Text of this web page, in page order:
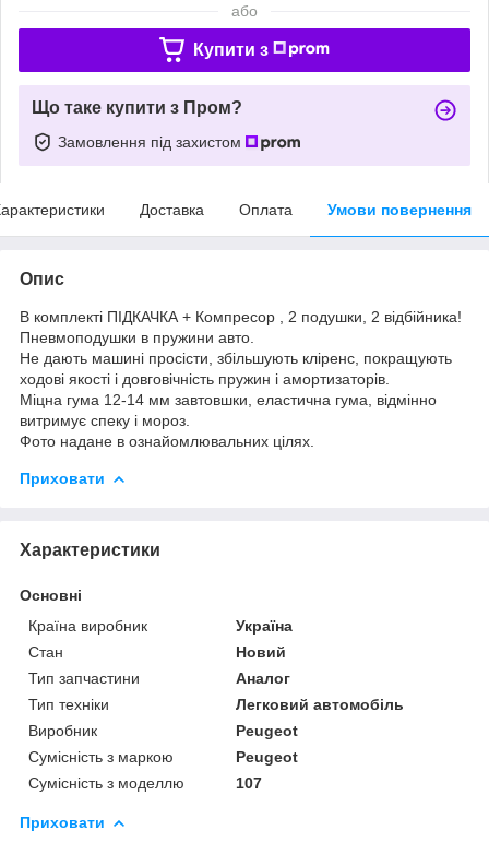
або
Купити з
Що таке купити з Пром?
Замовлення під захистом
Доставка Оплата Умови повернення
Опис
В комплекті ПІДКАЧКА + Компресор , 2 подушки, 2 відбійника!
Пневмоподушки в пружини авто.
Не дають машині просісти, збільшують кліренс, покращують
ходові якості і довговічність пружин і амортизаторів.
Міцна гума 12-14 мм завтовшки, еластична гума, відмінно
витримує спеку і мороз.
Фото надане в ознайомлювальних цілях.
Приховати
Характеристики
Основні
Країна виробник
Україна
Стан
Новий
Тип запчастини
Аналог
Тип техніки
Легковий автомобіль
Виробник
Peugeot
Сумісність з маркою
Peugeot
Сумісність з моделлю
107
Приховати